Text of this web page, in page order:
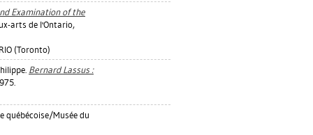
Examination of the
arts de l'Ontario,
(Toronto)
. Bernard Lassus :
québécoise/Musée du